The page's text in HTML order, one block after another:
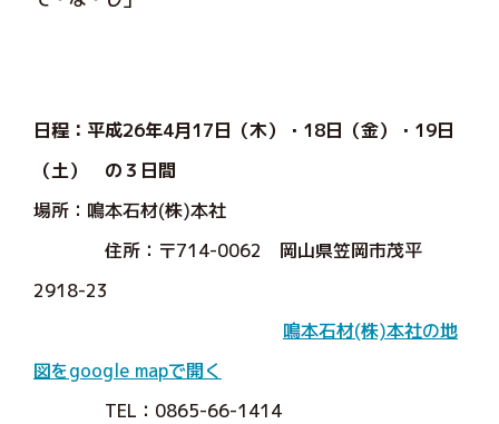
日程：平成26年4月17日（木）・18日（金）・19日
（土） の３日間
場所：鳴本石材(株)本社
住所：〒714-0062 岡山県笠岡市茂平
2918-23
鳴本石材(株)本社の地
図をgoogle mapで開く
TEL：0865-66-1414